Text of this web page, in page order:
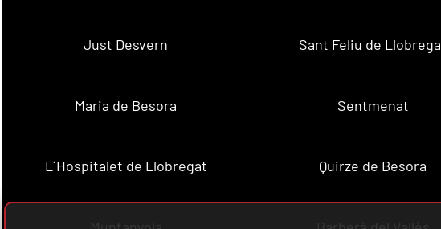
Just Desvern Sant Feliu de
Maria de Besora Sentmenat
L´Hospitalet de Llobregat Quirze de Besora